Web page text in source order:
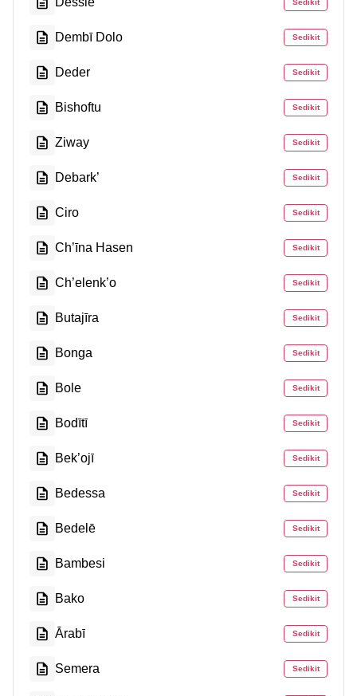
Sedikit
Dembī Dolo Sedikit
Deder Sedikit
Bishoftu Sedikit
Ziway Sedikit
Debark’ Sedikit
Ciro Sedikit
Ch’īna Hasen Sedikit
Ch’elenk’o Sedikit
Butajīra Sedikit
Bonga Sedikit
Bole Sedikit
Bodītī Sedikit
Bek’ojī Sedikit
Bedessa Sedikit
Bedelē Sedikit
Bambesi Sedikit
Bako Sedikit
Ārabī Sedikit
Semera Sedikit